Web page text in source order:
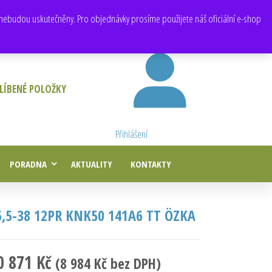
uskutečněny. Pro objednávky prosíme použijete náš oficiální e-shop
POLOŽKY
Přihlášení
PORADNA AKTUALITY KONTAKTY
38 12PR KNK50 141A6 TT ÖZKA
871 Kč (8 984 Kčbez DPH)